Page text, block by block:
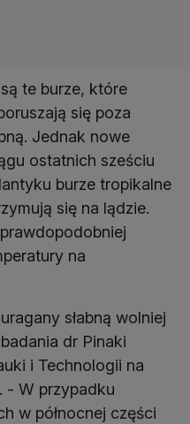
te burze, które
się poza
Jednak nowe
ostatnich sześciu
burze tropikalne
się na lądzie.
na
słabną wolniej
dr Pinaki
i Technologii na
- W przypadku
w północnej części